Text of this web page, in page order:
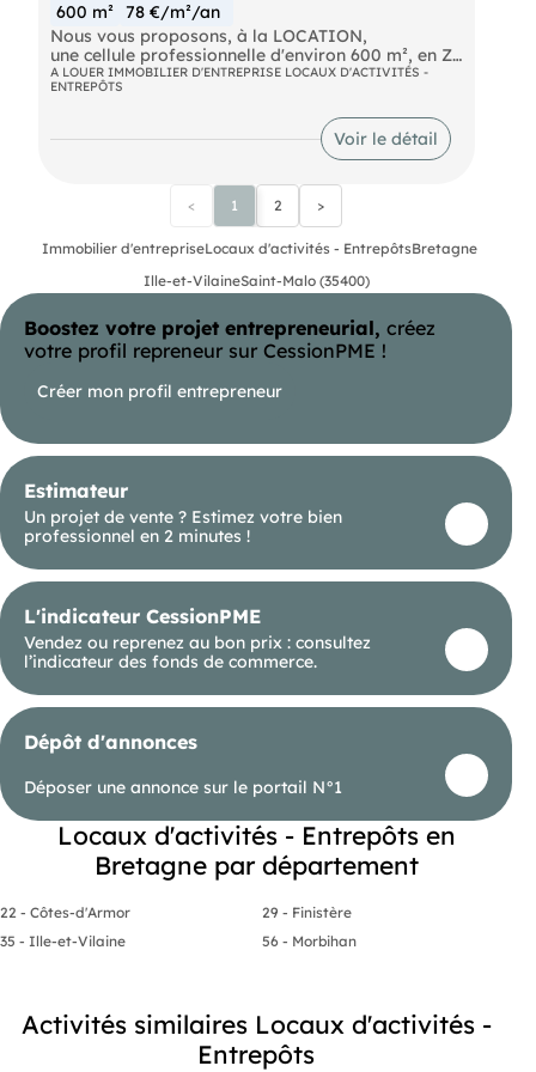
600 m² 78 €/m²/an
Nous vous proposons, à la LOCATION,
une cellule professionnelle d'environ 600 m², en ZI
sud de Saint-Malo.
- bureaux,
- réserve Parkings en façade et zone de stockage
et/ou 570 m² supplémentaires Les informations
sur les risques naturels, miniers, ou
technologiques, auxquels ces biens sont exposés,
sont disponibles sur le site
A LOUER IMMOBILIER D'ENTREPRISE LOCAUX D'ACTIVITÉS -
ENTREPÔTS
Voir le détail
< 1 2 >
Immobilier d'entrepriseLocaux d'activités - EntrepôtsBretagne
Ille-et-VilaineSaint-Malo (35400)
Boostez votre projet entrepreneurial, créez
votre profil repreneur sur CessionPME !
Créer mon profil entrepreneur
Estimateur
Un projet de vente ? Estimez votre bien
professionnel en 2 minutes !
L'indicateur CessionPME
Vendez ou reprenez au bon prix : consultez
l’indicateur des fonds de commerce.
Dépôt d'annonces
Déposer une annonce sur le portail N°1
Locaux d'activités - Entrepôts en
Bretagne par département
22 - Côtes-d'Armor
29 - Finistère
35 - Ille-et-Vilaine
56 - Morbihan
Activités similaires Locaux d'activités -
Entrepôts